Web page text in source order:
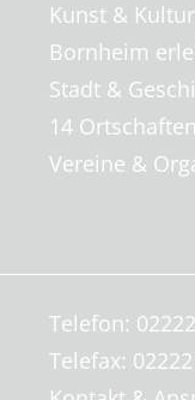
Kunst & Kultur
Bornheim
Stadt &
14 Ortschaften
Vereine &
Telefon:
Telefax: